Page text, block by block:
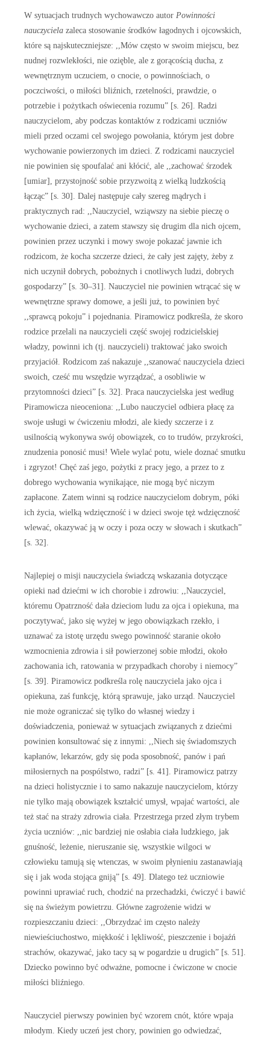
W sytuacjach trudnych wychowawczo autor Powinności
nauczyciela zaleca stosowanie środków łagodnych i ojcowskich,
które są najskuteczniejsze: ,,Mów często w swoim miejscu, bez
nudnej rozwlekłości, nie ozięble, ale z gorącością ducha, z
wewnętrznym uczuciem, o cnocie, o powinnościach, o
poczciwości, o miłości bliźnich, rzetelności, prawdzie, o
potrzebie i pożytkach oświecenia rozumu” [s. 26]. Radzi
nauczycielom, aby podczas kontaktów z rodzicami uczniów
mieli przed oczami cel swojego powołania, którym jest dobre
wychowanie powierzonych im dzieci. Z rodzicami nauczyciel
nie powinien się spoufalać ani kłócić, ale ,,zachować śrzodek
[umiar], przystojność sobie przyzwoitą z wielką ludzkością
łącząc” [s. 30]. Dalej następuje cały szereg mądrych i
praktycznych rad: ,,Nauczyciel, wziąwszy na siebie pieczę o
wychowanie dzieci, a zatem stawszy się drugim dla nich ojcem,
powinien przez uczynki i mowy swoje pokazać jawnie ich
rodzicom, że kocha szczerze dzieci, że cały jest zajęty, żeby z
nich uczynił dobrych, pobożnych i cnotliwych ludzi, dobrych
gospodarzy” [s. 30–31]. Nauczyciel nie powinien wtrącać się w
wewnętrzne sprawy domowe, a jeśli już, to powinien być
,,sprawcą pokoju” i pojednania. Piramowicz podkreśla, że skoro
rodzice przelali na nauczycieli część swojej rodzicielskiej
władzy, powinni ich (tj. nauczycieli) traktować jako swoich
przyjaciół. Rodzicom zaś nakazuje ,,szanować nauczyciela dzieci
swoich, cześć mu wszędzie wyrządzać, a osobliwie w
przytomności dzieci” [s. 32]. Praca nauczycielska jest według
Piramowicza nieoceniona: ,,Lubo nauczyciel odbiera płacę za
swoje usługi w ćwiczeniu młodzi, ale kiedy szczerze i z
usilnością wykonywa swój obowiązek, co to trudów, przykrości,
znudzenia ponosić musi! Wiele wylać potu, wiele doznać smutku
i zgryzot! Chęć zaś jego, pożytki z pracy jego, a przez to z
dobrego wychowania wynikające, nie mogą być niczym
zapłacone. Zatem winni są rodzice nauczycielom dobrym, póki
ich życia, wielką wdzięczność i w dzieci swoje tęż wdzięczność
wlewać, okazywać ją w oczy i poza oczy w słowach i skutkach”
[s. 32].
Najlepiej o misji nauczyciela świadczą wskazania dotyczące
opieki nad dziećmi w ich chorobie i zdrowiu: ,,Nauczyciel,
któremu Opatrzność dała dzieciom ludu za ojca i opiekuna, ma
poczytywać, jako się wyżej w jego obowiązkach rzekło, i
uznawać za istotę urzędu swego powinność staranie około
wzmocnienia zdrowia i sił powierzonej sobie młodzi, około
zachowania ich, ratowania w przypadkach choroby i niemocy”
[s. 39]. Piramowicz podkreśla rolę nauczyciela jako ojca i
opiekuna, zaś funkcję, którą sprawuje, jako urząd. Nauczyciel
nie może ograniczać się tylko do własnej wiedzy i
doświadczenia, ponieważ w sytuacjach związanych z dziećmi
powinien konsultować się z innymi: ,,Niech się świadomszych
kapłanów, lekarzów, gdy się poda sposobność, panów i pań
miłosiernych na pospólstwo, radzi” [s. 41]. Piramowicz patrzy
na dzieci holistycznie i to samo nakazuje nauczycielom, którzy
nie tylko mają obowiązek kształcić umysł, wpajać wartości, ale
też stać na straży zdrowia ciała. Przestrzega przed złym trybem
życia uczniów: ,,nic bardziej nie osłabia ciała ludzkiego, jak
gnuśność, leżenie, nieruszanie się, wszystkie wilgoci w
człowieku tamują się wtenczas, w swoim płynieniu zastanawiają
się i jak woda stojąca gniją” [s. 49]. Dlatego też uczniowie
powinni uprawiać ruch, chodzić na przechadzki, ćwiczyć i bawić
się na świeżym powietrzu. Główne zagrożenie widzi w
rozpieszczaniu dzieci: ,,Obrzydzać im często należy
niewieściuchostwo, miękkość i lękliwość, pieszczenie i bojaźń
strachów, okazywać, jako tacy są w pogardzie u drugich” [s. 51].
Dziecko powinno być odważne, pomocne i ćwiczone w cnocie
miłości bliźniego.
Nauczyciel pierwszy powinien być wzorem cnót, które wpaja
młodym. Kiedy uczeń jest chory, powinien go odwiedzać,